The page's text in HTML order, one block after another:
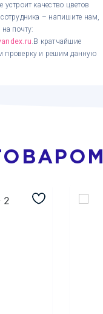
устроит качество цветов
– напишите нам,
почту:
.В кратчайшие
проверку и решим данную